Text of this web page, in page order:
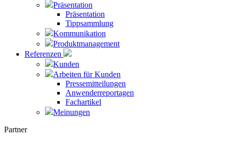
Präsentation
Präsentation
Tippsammlung
Kommunikation
Produktmanagement
Referenzen
Kunden
Arbeiten für Kunden
Pressemitteilungen
Anwenderreportagen
Fachartikel
Meinungen
Partner